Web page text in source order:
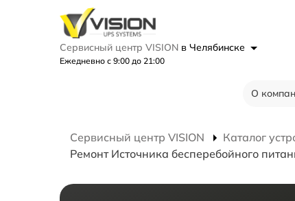
Сервисный центр VISION в Челябинске
Ежедневно с 9:00 до 21:00
О
Сервисный центр VISION Каталог
Ремонт Источника бесперебойного